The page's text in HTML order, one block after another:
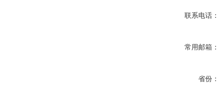
联系电话：
常用邮箱：
省份：